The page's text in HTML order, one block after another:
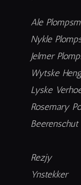
Ale
Nykle
Jelmer
Wytske
Lyske
Rosemary
Rezjy
Ynstekker